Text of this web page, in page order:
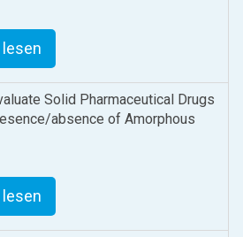
Solid Pharmaceutical Drugs
absence of Amorphous